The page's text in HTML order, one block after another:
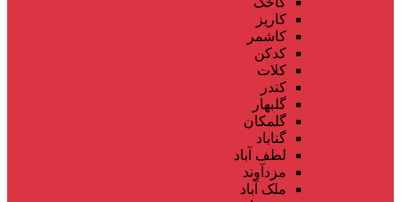
کاریز
کاشمر
کدکن
کلات
کندر
گلبهار
گلمکان
گناباد
لطف آباد
مزدآوند
ملک آباد